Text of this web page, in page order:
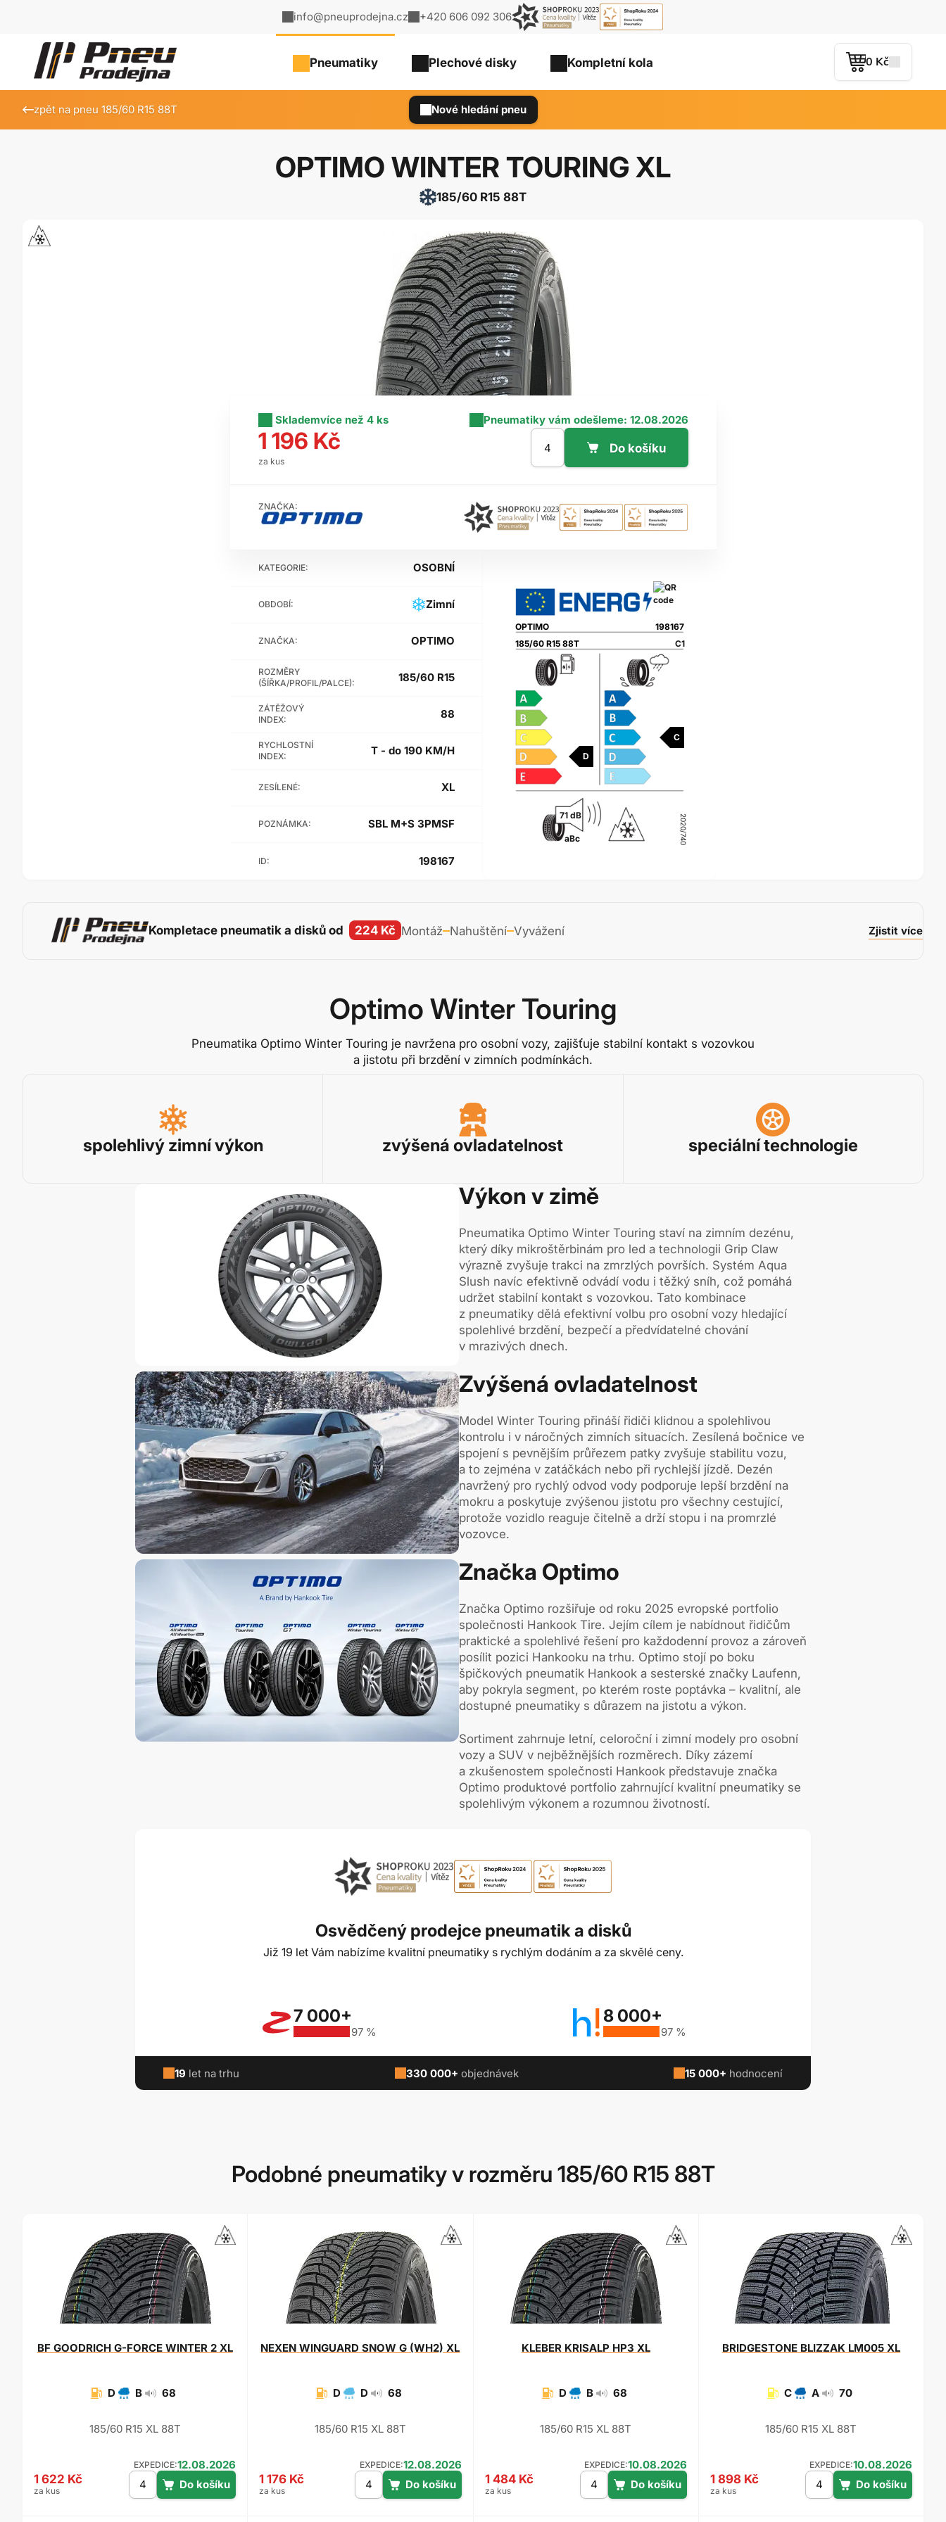
0 Kč
Pneumatiky Plechové disky Kompletní kola
info@pneuprodejna.cz +420 606 092 306
Nové hledání pneu
zpět na pneu 185/60 R15 88T
OPTIMO WINTER TOURING XL
185/60 R15 88T
KATEGORIE: OSOBNÍ
OBDOBÍ: Zimní
ZNAČKA: OPTIMO
ROZMĚRY
(ŠÍŘKA/PROFIL/PALCE):
185/60 R15
ZÁTĚŽOVÝ
INDEX:
88
RYCHLOSTNÍ
INDEX:
T - do 190 KM/H
ZESÍLENÉ: XL
POZNÁMKA: SBL M+S 3PMSF
ID: 198167
185/60 R15 88T
OPTIMO 198167
D
C
71 dB
C1
2020/740
aBc
Sklademvíce než 4 ks Pneumatiky vám odešleme: 12.08.2026
1 196 Kč
za kus
ZNAČKA:
Kompletace pneumatik a disků od 224 Kč Montáž Nahuštění Vyvážení Zjistit více
Optimo Winter Touring
Pneumatika Optimo Winter Touring je navržena pro osobní vozy, zajišťuje stabilní kontakt s vozovkou
a jistotu při brzdění v zimních podmínkách.
spolehlivý zimní výkon zvýšená ovladatelnost speciální technologie
Výkon v zimě
Pneumatika Optimo Winter Touring staví na zimním dezénu,
který díky mikroštěrbinám pro led a technologii Grip Claw
výrazně zvyšuje trakci na zmrzlých površích. Systém Aqua
Slush navíc efektivně odvádí vodu i těžký sníh, což pomáhá
udržet stabilní kontakt s vozovkou. Tato kombinace
z pneumatiky dělá efektivní volbu pro osobní vozy hledající
spolehlivé brzdění, bezpečí a předvídatelné chování
v mrazivých dnech.
Zvýšená ovladatelnost
Model Winter Touring přináší řidiči klidnou a spolehlivou
kontrolu i v náročných zimních situacích. Zesílená bočnice ve
spojení s pevnějším průřezem patky zvyšuje stabilitu vozu,
a to zejména v zatáčkách nebo při rychlejší jízdě. Dezén
navržený pro rychlý odvod vody podporuje lepší brzdění na
mokru a poskytuje zvýšenou jistotu pro všechny cestující,
protože vozidlo reaguje čitelně a drží stopu i na promrzlé
vozovce.
Značka Optimo
Značka Optimo rozšiřuje od roku 2025 evropské portfolio
společnosti Hankook Tire. Jejím cílem je nabídnout řidičům
praktické a spolehlivé řešení pro každodenní provoz a zároveň
posílit pozici Hankooku na trhu. Optimo stojí po boku
špičkových pneumatik Hankook a sesterské značky Laufenn,
aby pokryla segment, po kterém roste poptávka – kvalitní, ale
dostupné pneumatiky s důrazem na jistotu a výkon.
Sortiment zahrnuje letní, celoroční i zimní modely pro osobní
vozy a SUV v nejběžnějších rozměrech. Díky zázemí
a zkušenostem společnosti Hankook představuje značka
Optimo produktové portfolio zahrnující kvalitní pneumatiky se
spolehlivým výkonem a rozumnou životností.
Osvědčený prodejce pneumatik a disků
Již 19 let Vám nabízíme kvalitní pneumatiky s rychlým dodáním a za skvělé ceny.
7 000+
97 %
8 000+
97 %
19 let na trhu 330 000+ objednávek 15 000+ hodnocení
Podobné pneumatiky v rozměru 185/60 R15 88T
BF GOODRICHG-FORCE WINTER 2 XL
D B 68
185/60 R15 XL 88T
EXPEDICE:12.08.2026
1 622 Kč
za kus
NEXEN WINGUARD SNOW G (WH2) XL
D D 68
185/60 R15 XL 88T
EXPEDICE:12.08.2026
1 176 Kč
za kus
KLEBERKRISALP HP3 XL
D B 68
185/60 R15 XL 88T
EXPEDICE:10.08.2026
1 484 Kč
za kus
BRIDGESTONEBLIZZAK LM005 XL
C A 70
185/60 R15 XL 88T
EXPEDICE:10.08.2026
1 898 Kč
za kus